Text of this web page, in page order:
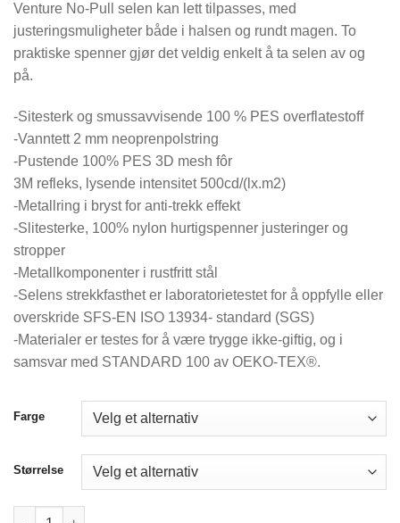
Venture No-Pull selen kan lett tilpasses, med
justeringsmuligheter både i halsen og rundt magen. To
praktiske spenner gjør det veldig enkelt å ta selen av og
på.
-Sitesterk og smussavvisende 100 % PES overflatestoff
-Vanntett 2 mm neoprenpolstring
-Pustende 100% PES 3D mesh fôr
3M refleks, lysende intensitet 500cd/(lx.m2)
-Metallring i bryst for anti-trekk effekt
-Slitesterke, 100% nylon hurtigspenner justeringer og
stropper
-Metallkomponenter i rustfritt stål
-Selens strekkfasthet er laboratorietestet for å oppfylle eller
overskride SFS-EN ISO 13934- standard (SGS)
-Materialer er testes for å være trygge ikke-giftig, og i
samsvar med STANDARD 100 av OEKO-TEX®.
Farge
Størrelse
Hurtta Venture No-Pull sele 45-80 antall